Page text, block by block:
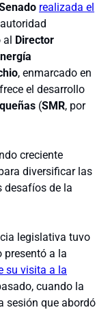
realizada el
al Director
, enmarcado en
el desarrollo
(SMR, por
creciente
diversificar las
desafíos de la
legislativa tuvo
presentó a la
su visita a la
cuando la
sesión que abordó